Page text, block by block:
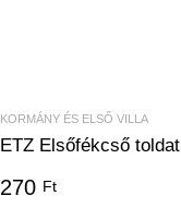
KORMÁNY ÉS ELSŐ VILLA
ETZ Elsőfékcső toldat
270 Ft